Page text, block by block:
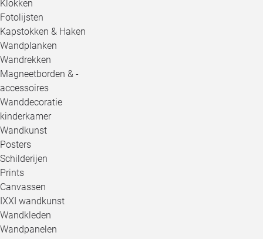
Klokken
Fotolijsten
Kapstokken & Haken
Wandplanken
Wandrekken
Magneetborden & -
accessoires
Wanddecoratie
kinderkamer
Wandkunst
Posters
Schilderijen
Prints
Canvassen
IXXI wandkunst
Wandkleden
Wandpanelen